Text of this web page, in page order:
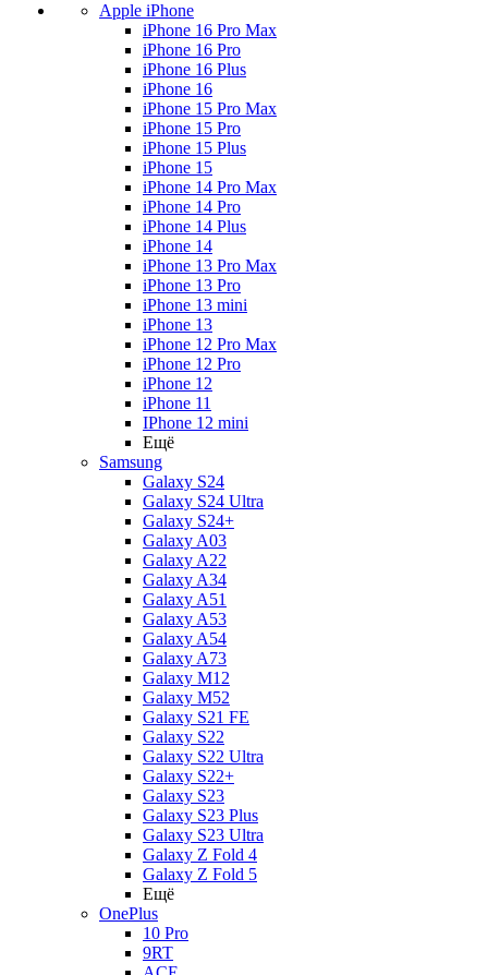
Apple iPhone
iPhone 16 Pro Max
iPhone 16 Pro
iPhone 16 Plus
iPhone 16
iPhone 15 Pro Max
iPhone 15 Pro
iPhone 15 Plus
iPhone 15
iPhone 14 Pro Max
iPhone 14 Pro
iPhone 14 Plus
iPhone 14
iPhone 13 Pro Max
iPhone 13 Pro
iPhone 13 mini
iPhone 13
iPhone 12 Pro Max
iPhone 12 Pro
iPhone 12
iPhone 11
IPhone 12 mini
Ещё
Samsung
Galaxy S24
Galaxy S24 Ultra
Galaxy S24+
Galaxy A03
Galaxy A22
Galaxy A34
Galaxy A51
Galaxy A53
Galaxy A54
Galaxy A73
Galaxy M12
Galaxy M52
Galaxy S21 FE
Galaxy S22
Galaxy S22 Ultra
Galaxy S22+
Galaxy S23
Galaxy S23 Plus
Galaxy S23 Ultra
Galaxy Z Fold 4
Galaxy Z Fold 5
Ещё
OnePlus
10 Pro
9RT